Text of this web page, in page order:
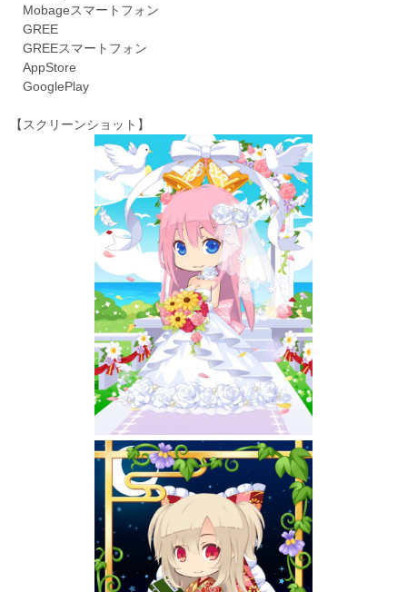
Mobageスマートフォン
GREE
GREEスマートフォン
AppStore
GooglePlay
【スクリーンショット】